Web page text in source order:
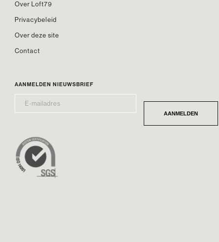
Over Loft79
Privacybeleid
Over deze site
Contact
AANMELDEN NIEUWSBRIEF
MAILADRES* AANMELDEN